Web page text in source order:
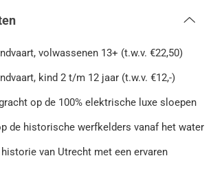
volwassenen 13+ (t.w.v. €22,50)
kind 2 t/m 12 jaar (t.w.v. €12,-)
op de 100% elektrische luxe sloepen
de historische werfkelders vanaf het water
van Utrecht met een ervaren